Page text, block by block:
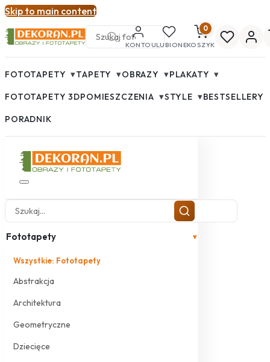
Skip to main content
KONTOULUBIONE
0
KOSZYK
FOTOTAPETY ▾TAPETY ▾OBRAZY ▾PLAKATY ▾
FOTOTAPETY 3DPOMIESZCZENIA ▾STYLE ▾BESTSELLERY
PORADNIK
Fototapety ▾
Wszystkie: Fototapety
Abstrakcja
Architektura
Geometryczne
Dziecięce